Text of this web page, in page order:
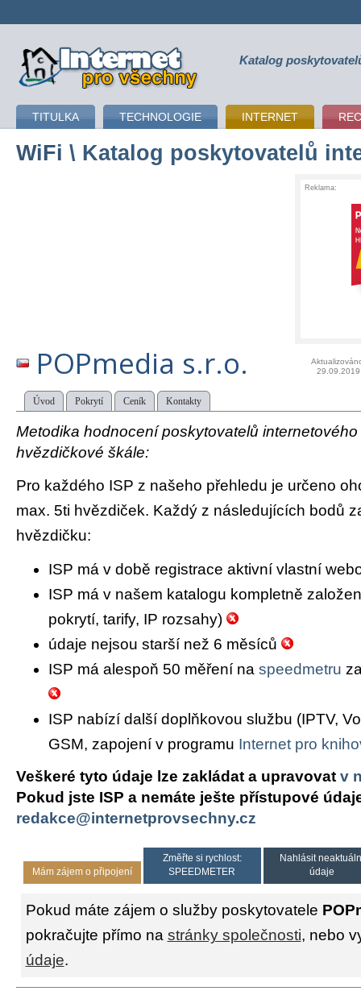
připojení k internetu Katalog
TITULKA TECHNOLOGIE INTERNET
WiFi \ Katalog poskytovatelů
Reklama:
POPmedia s.r.o.
29.09.2019
Úvod Pokrytí Ceník Kontakty
Metodika hodnocení poskytovatelů
hvězdičkové škále:
Pro každého ISP z našeho přehledu je určeno
max. 5ti hvězdiček. Každý z následujících bodů
hvězdičku:
ISP má v době registrace aktivní vlastní
ISP má v našem katalogu kompletně
pokrytí, tarify, IP rozsahy)
údaje nejsou starší než 6 měsíců
ISP má alespoň 50 měření na speedmetru
ISP nabízí další doplňkovou službu (IPTV,
GSM, zapojení v programu Internet pro
Veškeré tyto údaje lze zakládat a upravovat v
Pokud jste ISP a nemáte ješte přístupové
redakce@internetprovsechny.cz
Mám zájem o připojení
Změřte si rychlost:
SPEEDMETER
Nahlásit
údaje
Pokud máte zájem o služby poskytovatele
pokračujte přímo na stránky společnosti, nebo
údaje.